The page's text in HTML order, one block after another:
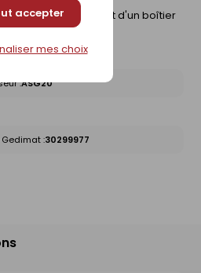
accepter
mes choix
sonde de contact et d'un boîtier
:ASG20
:30299977